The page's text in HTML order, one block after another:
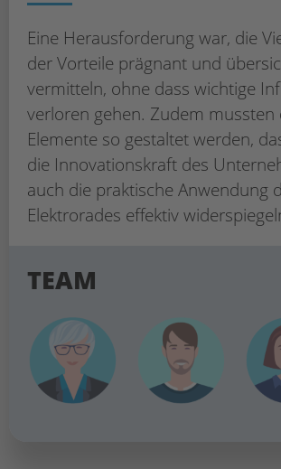
Eine Herausforderung war, die
der Vorteile prägnant und
vermitteln, ohne dass wichtige
verloren gehen. Zudem mussten
Elemente so gestaltet werden,
die Innovationskraft des
auch die praktische Anwendung
Elektrorades effektiv
TEAM